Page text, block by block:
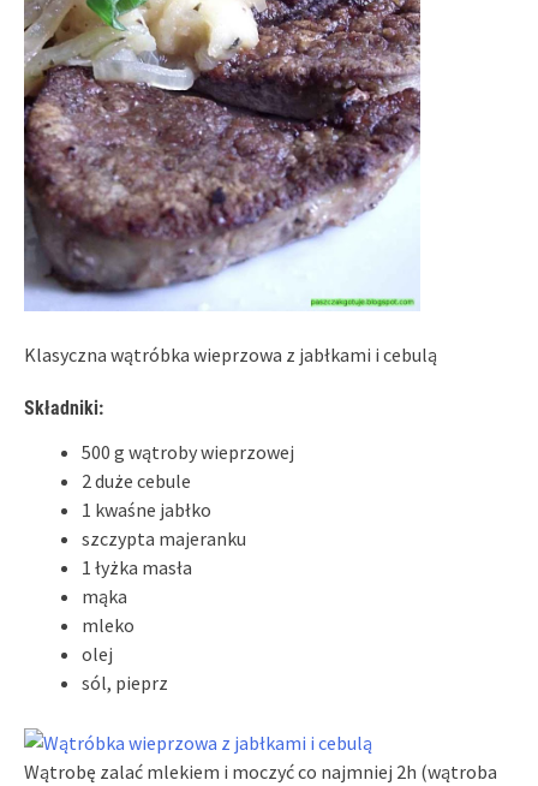
Klasyczna wątróbka wieprzowa z jabłkami i cebulą
Składniki:
500 g wątroby wieprzowej
2 duże cebule
1 kwaśne jabłko
szczypta majeranku
1 łyżka masła
mąka
mleko
olej
sól, pieprz
Wątrobę zalać mlekiem i moczyć co najmniej 2h (wątroba